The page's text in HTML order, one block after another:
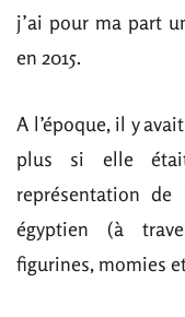
j’ai pour ma part
en 2015.
A l’époque, il y
plus si elle
représentation de
égyptien (à
figurines, momies